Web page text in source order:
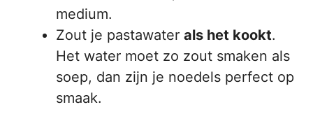
medium.
Zout je pastawater als het kookt.
Het water moet zo zout smaken als
soep, dan zijn je noedels perfect op
smaak.